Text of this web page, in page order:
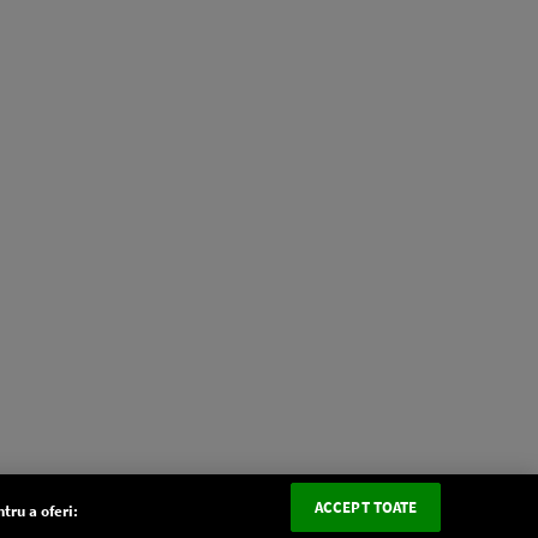
a oferi: ACCEPT TOATE